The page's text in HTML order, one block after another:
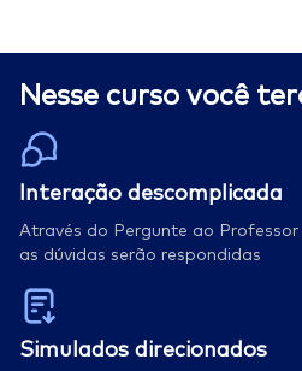
Nesse curso você
Interação descomplicada
Através do Pergunte ao
as dúvidas serão respondidas
Simulados direcionados